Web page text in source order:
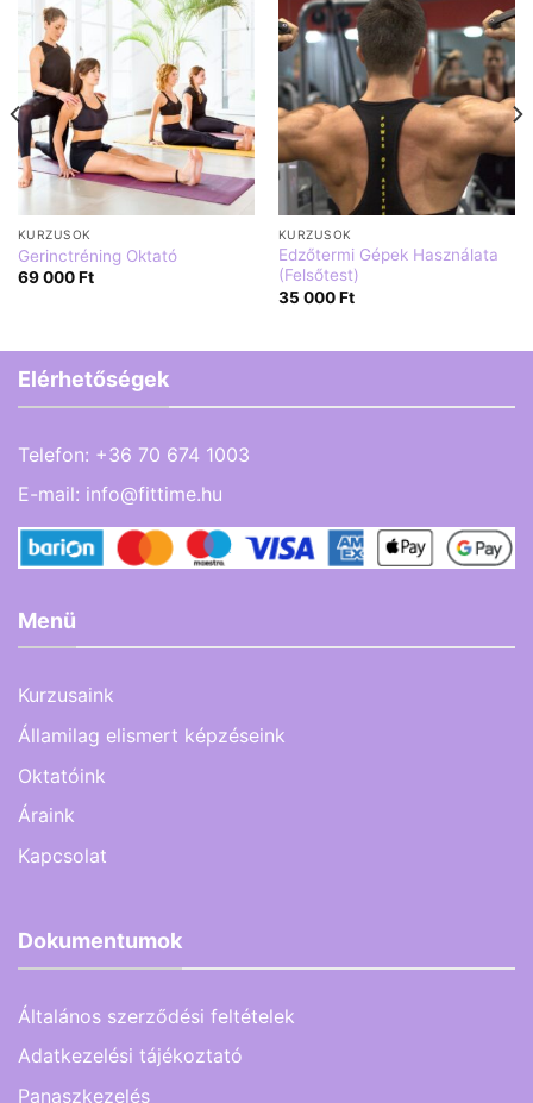
KURZUSOK
Gerinctréning Oktató
69 000Ft
KURZUSOK
Edzőtermi Gépek Használata
(Felsőtest)
35 000Ft
Elérhetőségek
Telefon: +36 70 674 1003
E-mail: info@fittime.hu
Menü
Kurzusaink
Államilag elismert képzéseink
Oktatóink
Áraink
Kapcsolat
Dokumentumok
Általános szerződési feltételek
Adatkezelési tájékoztató
Panaszkezelés